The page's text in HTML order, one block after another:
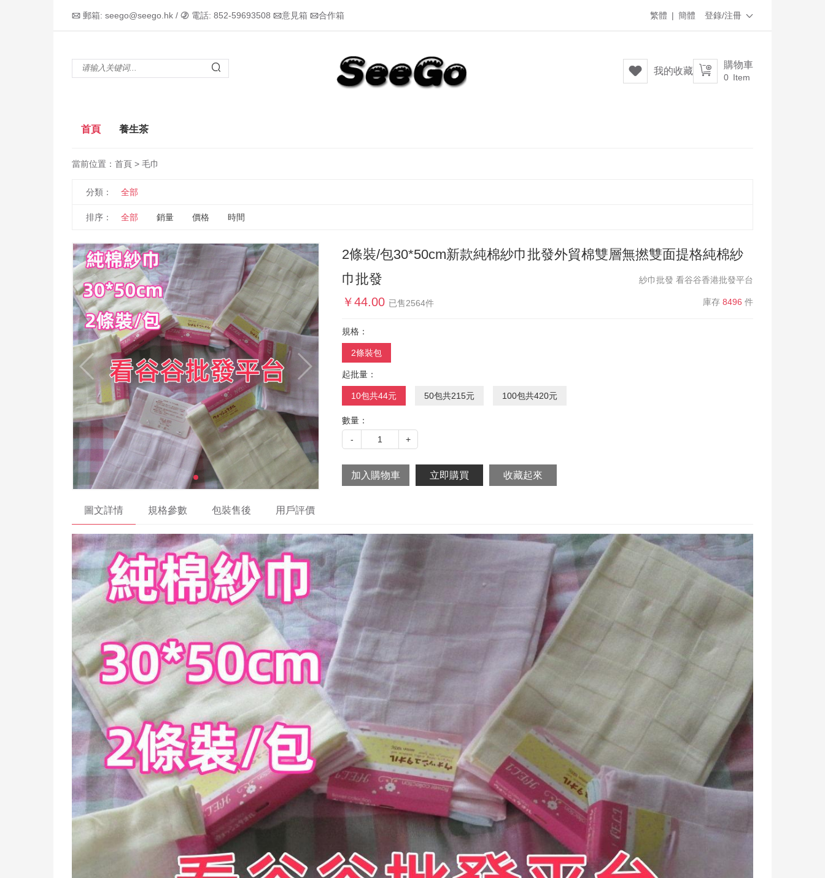
 郵箱: seego@seego.hk /  電話: 852-59693508 意見箱 合作箱 登錄/注冊 
繁體 | 簡體
  購物車
0 Item
 我的收藏
首頁 養生茶
當前位置： 首頁 > 毛巾
分類： 全部
排序： 全部 銷量 價格 時間
2條裝/包30*50cm新款純棉紗巾批發外貿棉雙層無撚雙面提格純棉紗
巾批發
紗巾批發 看谷谷香港批發平台
￥44.00 已售2564件 庫存 8496 件
規格：
2條裝包
起批量：
10包共44元 50包共215元 100包共420元
數量：
-
1 +
圖文詳情 規格參數 包裝售後 用戶評價